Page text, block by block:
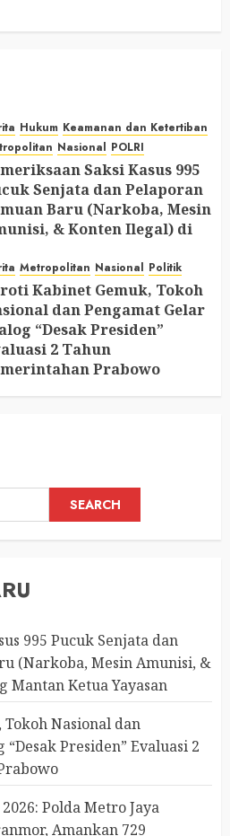
Hukum Keamanan dan Ketertiban
Nasional POLRI
Saksi Kasus 995
Senjata dan Pelaporan
Baru (Narkoba, Mesin
& Konten Ilegal) di
6, 2026 0
Metropolitan Nasional Politik
Kabinet Gemuk, Tokoh
dan Pengamat Gelar
“Desak Presiden”
2 Tahun
Prabowo
SEARCH
995 Pucuk Senjata dan
(Narkoba, Mesin Amunisi, &
Mantan Ketua Yayasan
Nasional dan
Presiden” Evaluasi 2
Polda Metro Jaya
Amankan 729